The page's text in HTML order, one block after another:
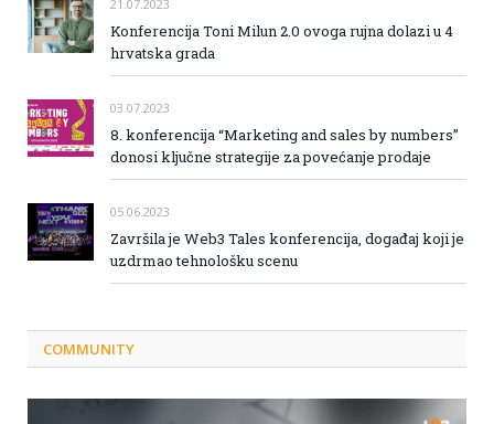
21.07.2023
Konferencija Toni Milun 2.0 ovoga rujna dolazi u 4
hrvatska grada
03.07.2023
8. konferencija “Marketing and sales by numbers”
donosi ključne strategije za povećanje prodaje
05.06.2023
Završila je Web3 Tales konferencija, događaj koji je
uzdrmao tehnološku scenu
COMMUNITY